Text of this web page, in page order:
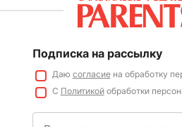
Подписка на рассылку
Даю согласиена обработку
С Политикойобработки